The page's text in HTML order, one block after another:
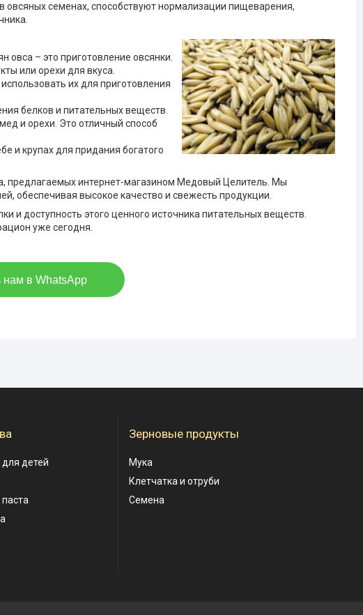
семенах, способствуют нормализации пищеварения,
овса – это приготовление овсянки.
или орехи для вкуса.
их для приготовления
белков и питательных веществ.
и орехи. Это отличный способ
и крупах для придания богатого
предлагаемых интернет-магазином Медовый Целитель. Мы
обеспечивая высокое качество и свежесть продукции.
и доступность этого ценного источника питательных веществ.
уже сегодня.
нам в WhatsApp
детей
Зерновые продукты
Мука
Клетчатка и отруби
Семена